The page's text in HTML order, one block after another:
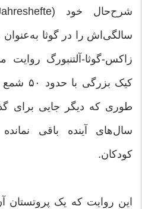
سالگی‌اش را در گوثا
زاکس-گوثا-آلتنبورگ
کیک
طوری که دیگر جایی برای
سال‌های آینده باقی
کودکان.
این روایت که یک پروتستان